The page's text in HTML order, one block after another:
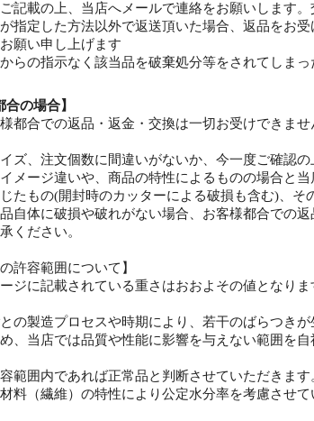
記載の上、当店へメールで連絡をお願いします
指定した方法以外で返送頂いた場合、返品をお
願い申し上げます
らの指示なく該当品を破棄処分等をされてしま
合の場合】
様都合での返品・返金・交換は一切お受けできませ
ズ、注文個数に間違いがないか、今一度ご確認の
メージ違いや、商品の特性によるものの場合と
たもの(開封時のカッターによる破損も含む)、
自体に破損や破れがない場合、お客様都合での
ください。
の許容範囲について】
ジに記載されている重さはおおよその値となりま
の製造プロセスや時期により、若干のばらつきが
、当店では品質や性能に影響を与えない範囲を
範囲内であれば正常品と判断させていただきます
料（繊維）の特性により公定水分率を考慮させ